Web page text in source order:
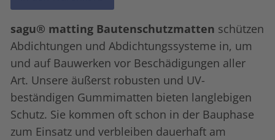
sagu® matting Bauten­schutz­matten schützen
Abdichtungen und Abdichtungssysteme in, um
und auf Bauwerken vor Beschädigungen aller
Art. Unsere äußerst robusten und UV-
beständigen Gummi­matten bieten langlebigen
Schutz. Sie kommen oft schon in der Bauphase
zum Einsatz und verbleiben dauerhaft am